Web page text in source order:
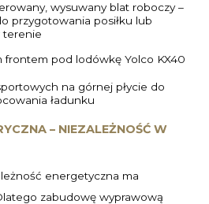
wysuwany blat roboczy –
przygotowania posiłku lub
terenie
frontem pod lodówkę Yolco KX40
na górnej płycie do
ładunku
– NIEZALEŻNOŚĆ W
energetyczna ma
zabudowę wyprawową